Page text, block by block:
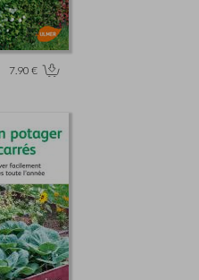
7.90 €